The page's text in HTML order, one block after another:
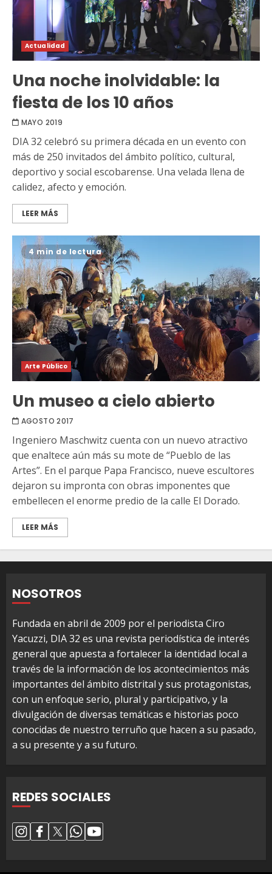
Actualidad
Una noche inolvidable: la
fiesta de los 10 años
MAYO 2019
DIA 32 celebró su primera década en un evento con
más de 250 invitados del ámbito político, cultural,
deportivo y social escobarense. Una velada llena de
calidez, afecto y emoción.
LEER MÁS
4 min de lectura
Arte Público
Un museo a cielo abierto
AGOSTO 2017
Ingeniero Maschwitz cuenta con un nuevo atractivo
que enaltece aún más su mote de “Pueblo de las
Artes”. En el parque Papa Francisco, nueve escultores
dejaron su impronta con obras imponentes que
embellecen el enorme predio de la calle El Dorado.
LEER MÁS
NOSOTROS
Fundada en abril de 2009 por el periodista Ciro
Yacuzzi, DIA 32 es una revista periodística de interés
general que apuesta a fortalecer la identidad local a
través de la información de los acontecimientos más
importantes del ámbito distrital y sus protagonistas,
con un enfoque serio, plural y participativo, y la
divulgación de diversas temáticas e historias poco
conocidas de nuestro terruño que hacen a su pasado,
a su presente y a su futuro.
REDES SOCIALES